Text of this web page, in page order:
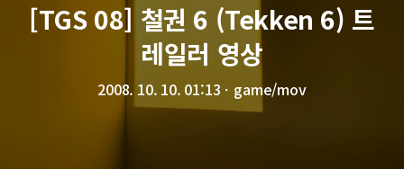
[TGS 08] 철권 6 (Tekken 6) 트
레일러 영상
2008. 10. 10. 01:13 ㆍ game/mov